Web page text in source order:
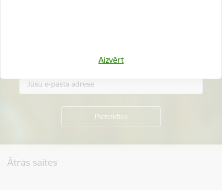
Aizvērt
Piesakies jaunumu saņemšanai savā e-pastā.
Ātrās saites